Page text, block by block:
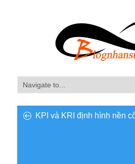
KPI và KRI định hình nền